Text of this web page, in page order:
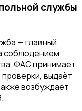
службы
— главный
соблюдением
ФАС принимает
выдаёт
возбуждает